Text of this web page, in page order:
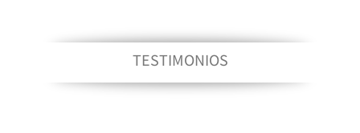
TESTIMONIOS